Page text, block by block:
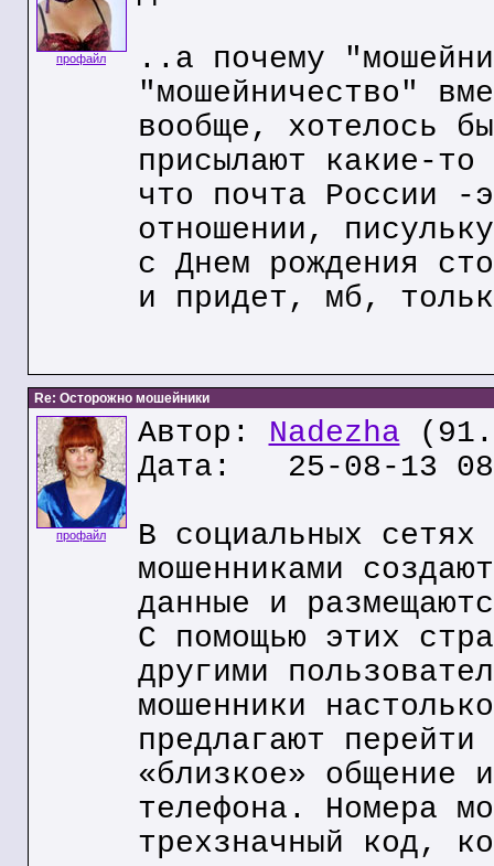
профайл
..а почему
"мошейничество"
вообще, хотелось
присылают какие-
что почта России -
отношении,
с Днем рождения
и придет, мб,
Re: Осторожно мошейники
профайл
Автор: Nadezha
Дата: 25-08-13
В социальных
мошенниками
данные и
С помощью этих
другими
мошенники
предлагают
«близкое» общение
телефона. Номера
трехзначный код,